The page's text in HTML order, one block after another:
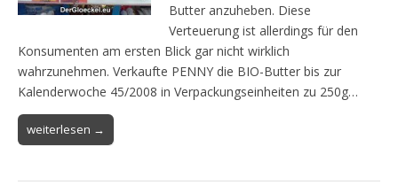
Butter anzuheben. Diese
Verteuerung ist allerdings für den
Konsumenten am ersten Blick gar nicht wirklich
wahrzunehmen. Verkaufte PENNY die BIO-Butter bis zur
Kalenderwoche 45/2008 in Verpackungseinheiten zu 250g…
weiterlesen →